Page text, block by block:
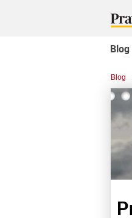
Blog
Blog